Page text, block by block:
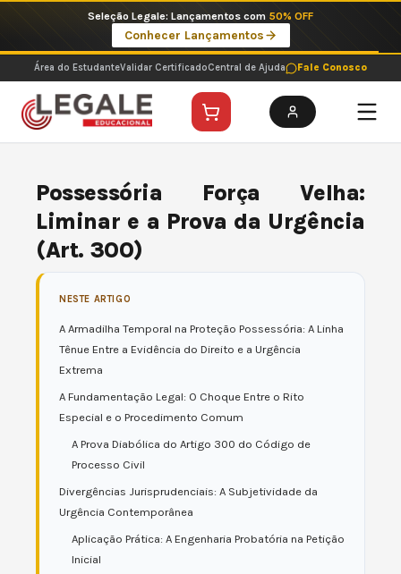
o
conteúdo
Imperdíveis no Pix: Pós Selecionadas a 199 reais no pix em parcela única
Ver ofertas
Área do EstudanteValidar CertificadoCentral de Ajuda Fale Conosco
Possessória Força Velha:
Liminar e a Prova da Urgência
(Art. 300)
NESTE ARTIGO
A Armadilha Temporal na Proteção Possessória: A Linha
Tênue Entre a Evidência do Direito e a Urgência
Extrema
A Fundamentação Legal: O Choque Entre o Rito
Especial e o Procedimento Comum
A Prova Diabólica do Artigo 300 do Código de
Processo Civil
Divergências Jurisprudenciais: A Subjetividade da
Urgência Contemporânea
Aplicação Prática: A Engenharia Probatória na Petição
Inicial